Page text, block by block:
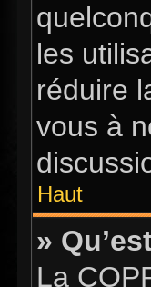
les
réduire
vous à
Haut
»
La